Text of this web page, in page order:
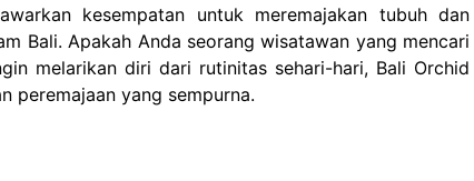
kesempatan untuk meremajakan tubuh dan
Bali. Apakah Anda seorang wisatawan yang mencari
melarikan diri dari rutinitas sehari-hari, Bali Orchid
peremajaan yang sempurna.